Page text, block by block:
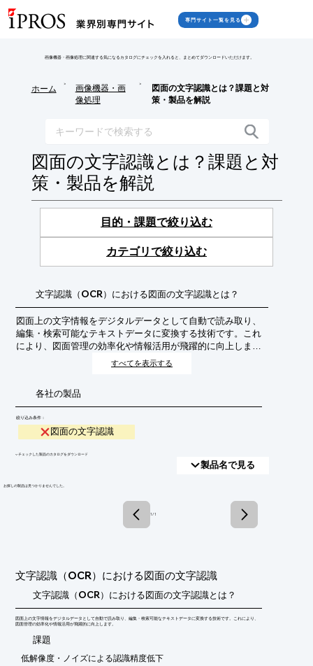
専門サイト一覧を見る
画像機器・画像処理に関連する気になるカタログにチェックを入れると、まとめてダウンロードいただけます。
ホーム
>
画像機器・画
像処理
>
図面の文字認識とは？課題と対
策・製品を解説
図面の文字認識とは？課題と対
策・製品を解説
目的・課題で絞り込む
カテゴリで絞り込む
文字認識（OCR）における図面の文字認識とは？
図面上の文字情報をデジタルデータとして自動で読み取り、
編集・検索可能なテキストデータに変換する技術です。これ
により、図面管理の効率化や情報活用が飛躍的に向上しま
すべてを表示する
各社の製品
絞り込み条件：
図面の文字認識
​▼チェックした製品のカタログをダウンロード
製品名で見る
​お探しの製品は見つかりませんでした。
1 / 1
文字認識（OCR）における図面の文字認識
文字認識（OCR）における図面の文字認識とは？
図面上の文字情報をデジタルデータとして自動で読み取り、編集・検索可能なテキストデータに変換する技術です。これにより、
図面管理の効率化や情報活用が飛躍的に向上します。
​課題
低解像度・ノイズによる認識精度低下